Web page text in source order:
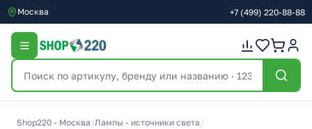
Москва +7 (499) 220-88-88
Shop220 - Москва /Лампы - источники света /